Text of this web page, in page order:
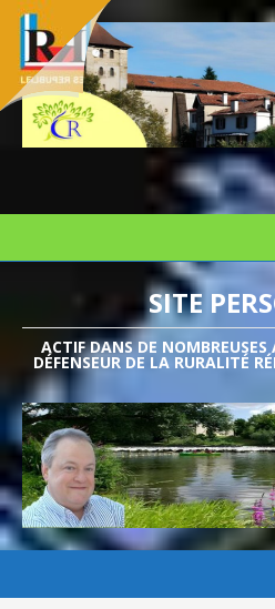
SITE
ACTIF DANS DE
DÉFENSEUR DE LA RURALITÉ